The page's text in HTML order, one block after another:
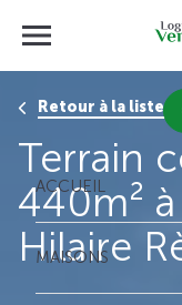
ACCUEIL
MAISONS
Retour à la liste
Terrain
440m²
Hilaire